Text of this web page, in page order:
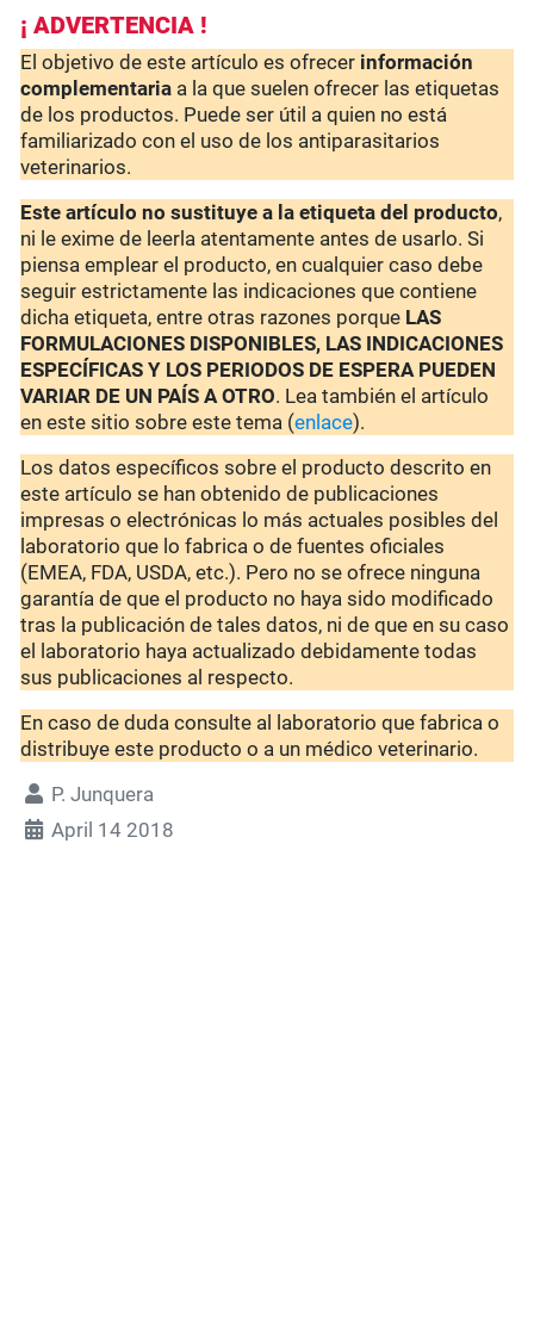
¡ ADVERTENCIA !
El objetivo de este artículo es ofrecer información
complementaria a la que suelen ofrecer las etiquetas
de los productos. Puede ser útil a quien no está
familiarizado con el uso de los antiparasitarios
veterinarios.
Este artículo no sustituye a la etiqueta del producto,
ni le exime de leerla atentamente antes de usarlo. Si
piensa emplear el producto, en cualquier caso debe
seguir estrictamente las indicaciones que contiene
dicha etiqueta, entre otras razones porque LAS
FORMULACIONES DISPONIBLES, LAS INDICACIONES
ESPECÍFICAS Y LOS PERIODOS DE ESPERA PUEDEN
VARIAR DE UN PAÍS A OTRO. Lea también el artículo
en este sitio sobre este tema (enlace).
Los datos específicos sobre el producto descrito en
este artículo se han obtenido de publicaciones
impresas o electrónicas lo más actuales posibles del
laboratorio que lo fabrica o de fuentes oficiales
(EMEA, FDA, USDA, etc.). Pero no se ofrece ninguna
garantía de que el producto no haya sido modificado
tras la publicación de tales datos, ni de que en su caso
el laboratorio haya actualizado debidamente todas
sus publicaciones al respecto.
En caso de duda consulte al laboratorio que fabrica o
distribuye este producto o a un médico veterinario.
P. Junquera
April 14 2018